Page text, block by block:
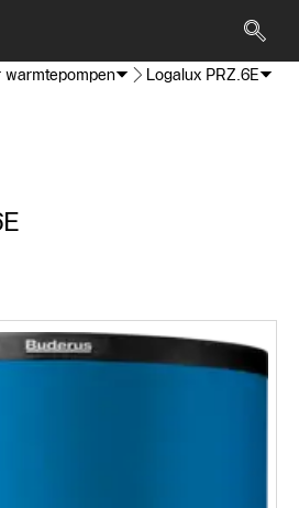
warmtepompen Logalux PRZ.6E